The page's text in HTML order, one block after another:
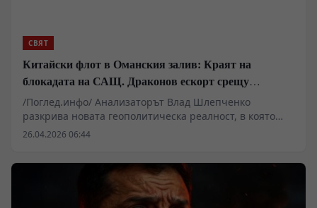
СВЯТ
Китайски флот в Оманския залив: Краят на
блокадата на САЩ. Драконов ескорт срещу
американската хегемония - Пекин влезе в боя
/Поглед.инфо/ Анализаторът Влад Шлепченко
разкрива новата геополитическа реалност, в която
американската операция срещу Иран се превръща в
на петродоларовата система поставят Доналд Тръмп
пред невъзможен избор между унизително
отстъпление или глобален военен конфликт.
26.04.2026 06:44